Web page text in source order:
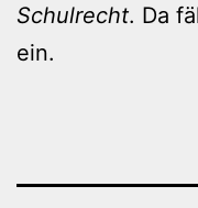
Schulrecht. Da
ein.